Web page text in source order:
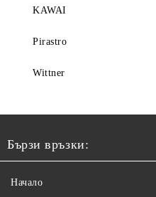
KAWAI
Pirastro
Wittner
Бързи връзки:
Начало